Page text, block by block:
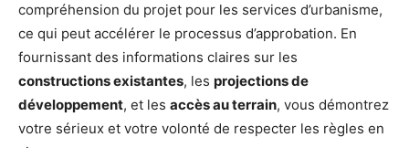
compréhension du projet pour les services d’urbanisme,
ce qui peut accélérer le processus d’approbation. En
fournissant des informations claires sur les
constructions existantes, les projections de
développement, et les accès au terrain, vous démontrez
votre sérieux et votre volonté de respecter les règles en